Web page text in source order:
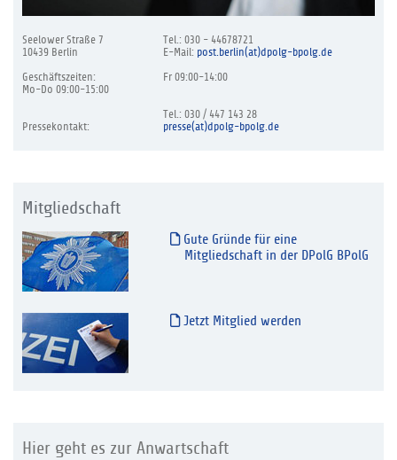
Seelower Straße 7
10439 Berlin
Geschäftszeiten:
Mo-Do 09:00-15:00
Pressekontakt:
Tel.: 030 - 44678721
E-Mail: post.berlin(at)dpolg-bpolg.de
Fr 09:00-14:00
Tel.: 030 / 447 143 28
presse(at)dpolg-bpolg.de
Mitgliedschaft
Gute Gründe für eine
Mitgliedschaft in der DPolG BPolG
Jetzt Mitglied werden
Hier geht es zur Anwartschaft